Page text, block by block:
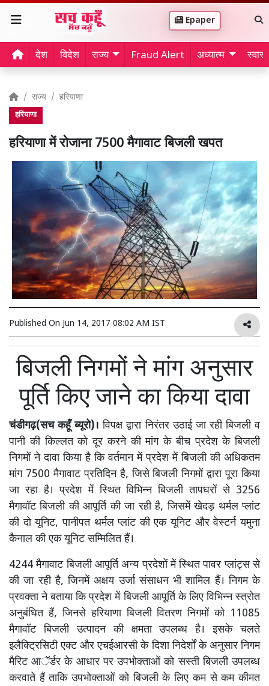
Epaper
देश विदेश राज्य Fraud Alert अध्यात्म
राज्य हरियाणा
हरियाणा
हरियाणा में रोजाना 7500 मैगावाट बिजली खपत
Published On Jun 14, 2017 08:02 AM IST
बिजली निगमों ने मांग अनुसार
पूर्ति किए जाने का किया दावा
चंडीगढ़(सच कहूँ ब्यूरो)। विपक्ष द्वारा निरंतर उठाई जा रही बिजली व
पानी की किल्लत को दूर करने की मांग के बीच प्रदेश के बिजली
निगमों ने दावा किया है कि वर्तमान में प्रदेश में बिजली की अधिकतम
मांग 7500 मैगावाट प्रतिदिन है, जिसे बिजली निगमों द्वारा पूरा किया
जा रहा है। प्रदेश में स्थित विभिन्न बिजली तापघरों से 3256
मैगावॉट बिजली की आपूर्ति की जा रही है, जिसमें खेदड़ थर्मल प्लांट
की दो यूनिट, पानीपत थर्मल प्लांट की एक यूनिट और वेस्टर्न यमुना
कैनाल की एक यूनिट सम्मिलित हैं।
4244 मैगावाट बिजली आपूर्ति अन्य प्रदेशों में स्थित पावर प्लांट्स से
की जा रही है, जिनमें अक्षय उर्जा संसाधन भी शामिल हैं। निगम के
प्रवक्ता ने बताया कि प्रदेश में बिजली आपूर्ति के लिए विभिन्न स्त्रोत
अनुबंधित हैं, जिनसे हरियाणा बिजली वितरण निगमों को 11085
मैगावॉट बिजली उत्पादन की क्षमता उपलब्ध है। इसके चलते
इलैक्ट्रिसिटी एक्ट और एचईआरसी के दिशा निदेर्शों के अनुसार निगम
मैरिट आॅर्डर के आधार पर उपभोक्ताओं को सस्ती बिजली उपलब्ध
करवाते हैं ताकि उपभोक्ताओं को बिजली के लिए कम से कम कीमत